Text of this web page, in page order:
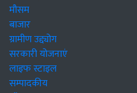
मौसम
बाजार
ग्रामीण उद्द्योग
सरकारी योजनाएं
लाइफ स्टाइल
सम्पादकीय